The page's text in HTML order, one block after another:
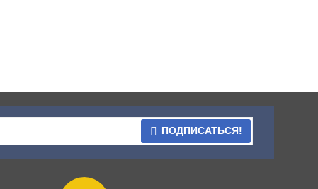
ПОДПИСАТЬСЯ!